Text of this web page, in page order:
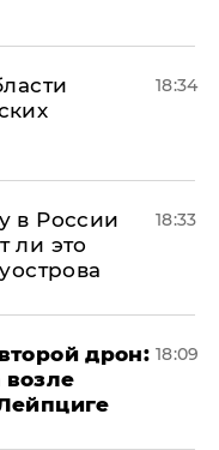
18:34
в России
ли это
18:33
дрон: 18:09